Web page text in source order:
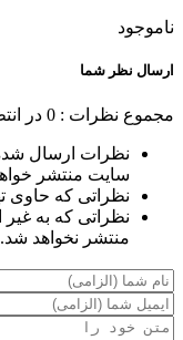
ناموجود
ارسال نظر شما
مجموع نظرات : 0 در
نظرات ارسال
سایت منتشر
نظراتی که حاوی
نظراتی که به غیر
منتشر نخواهد شد.